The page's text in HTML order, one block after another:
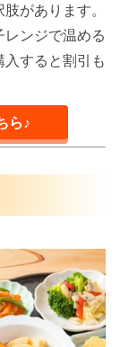
があります。
ンジで温める
すると割引も
ら♪